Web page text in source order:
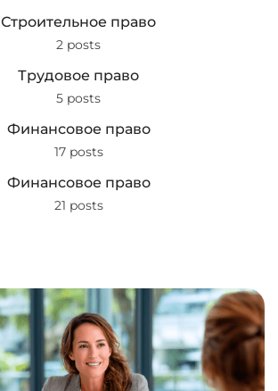
Строительное право
2 posts
Трудовое право
5 posts
Финансовое право
17 posts
Финансовое право
21 posts